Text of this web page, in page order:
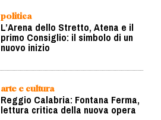
politica
L’Arena dello Stretto, Atena e il
primo Consiglio: il simbolo di un
nuovo inizio
arte e cultura
Reggio Calabria: Fontana Ferma,
lettura critica della nuova opera